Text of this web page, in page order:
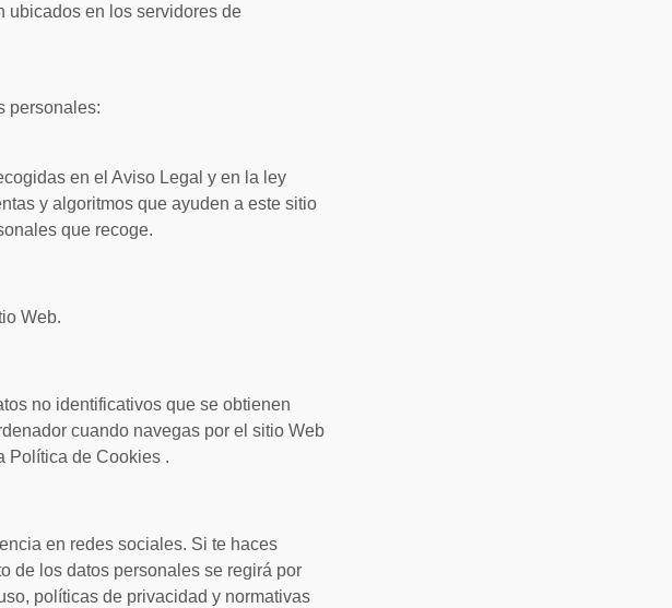
en los servidores de
personales:
en el Aviso Legal y en la ley
y algoritmos que ayuden a este sitio
que recoge.
Web.
no identificativos que se obtienen
cuando navegas por el sitio Web
Política de Cookies .
en redes sociales. Si te haces
de los datos personales se regirá por
políticas de privacidad y normativas